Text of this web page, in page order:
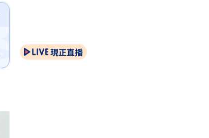
現正直播